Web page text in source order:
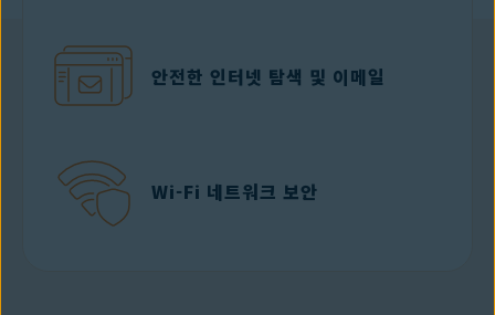
안전한 인터넷 탐색 및 이메일
Wi-Fi 네트워크 보안